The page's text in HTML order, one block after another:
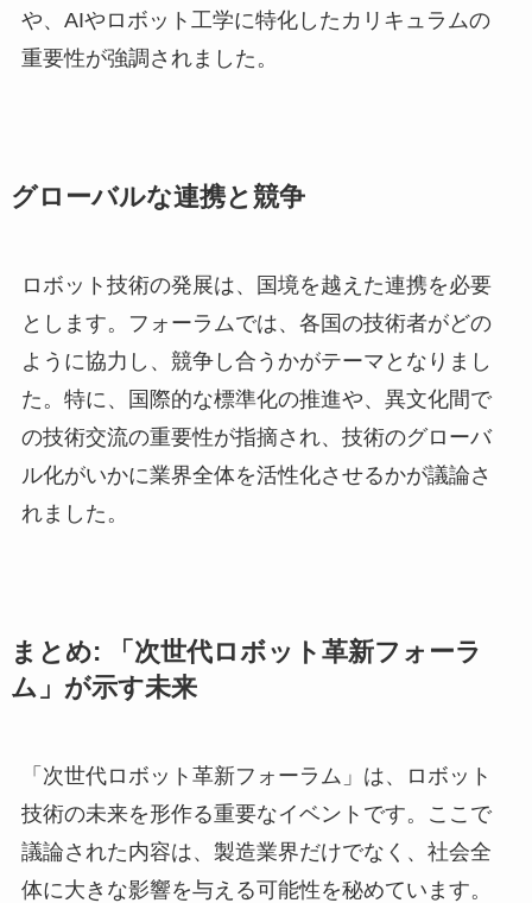
や、AIやロボット工学に特化したカリキュラムの
重要性が強調されました。
グローバルな連携と競争
ロボット技術の発展は、国境を越えた連携を必要
とします。フォーラムでは、各国の技術者がどの
ように協力し、競争し合うかがテーマとなりまし
た。特に、国際的な標準化の推進や、異文化間で
の技術交流の重要性が指摘され、技術のグローバ
ル化がいかに業界全体を活性化させるかが議論さ
れました。
まとめ: 「次世代ロボット革新フォーラ
ム」が示す未来
「次世代ロボット革新フォーラム」は、ロボット
技術の未来を形作る重要なイベントです。ここで
議論された内容は、製造業界だけでなく、社会全
体に大きな影響を与える可能性を秘めています。